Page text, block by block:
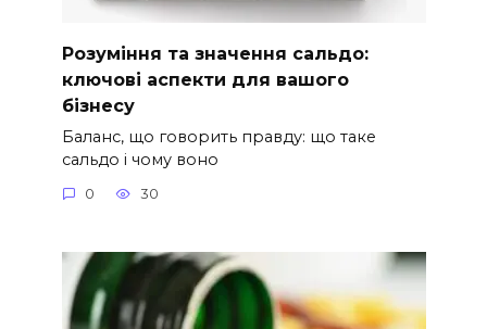
Розуміння та значення сальдо:
ключові аспекти для вашого
бізнесу
Баланс, що говорить правду: що таке
сальдо і чому воно
0 30